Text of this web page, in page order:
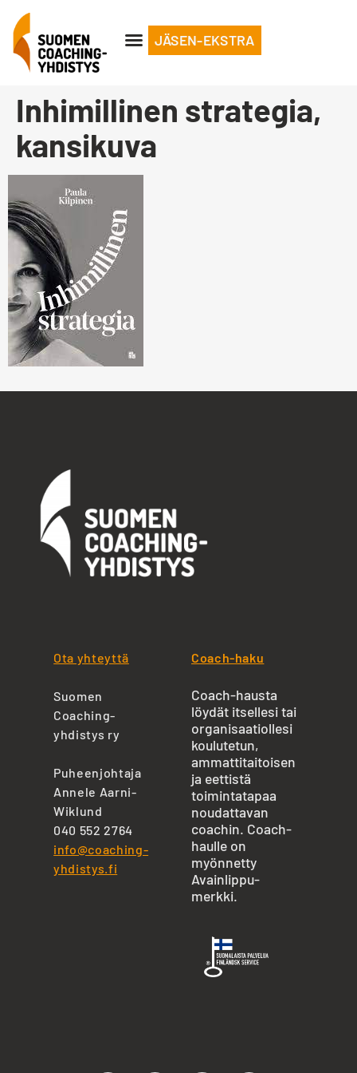
JÄSEN-EKSTRA
Inhimillinen strategia,
kansikuva
Ota yhteyttä
Suomen
Coaching-
yhdistys ry
Puheenjohtaja
Annele Aarni-
Wiklund
040 552 2764
info@coaching-
yhdistys.fi
Coach-haku
Coach-hausta
löydät itsellesi tai
organisaatiollesi
koulutetun,
ammattitaitoisen
ja eettistä
toimintatapaa
noudattavan
coachin. Coach-
haulle on
myönnetty
Avainlippu-
merkki.